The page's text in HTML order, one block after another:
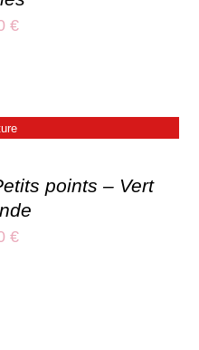
€
points – Vert
€